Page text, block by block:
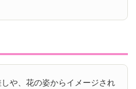
や、花の姿からイメージされ